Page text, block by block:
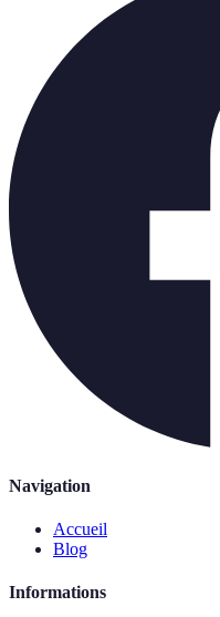
Navigation
Accueil
Blog
Informations